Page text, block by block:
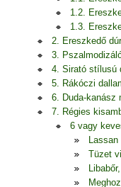
1.2.
1.3.
2. Ereszkedő
3.
4. Sirató stílusú
5. Rákóczi
6. Duda-kanász
7. Régies
6 vagy
Tüzet